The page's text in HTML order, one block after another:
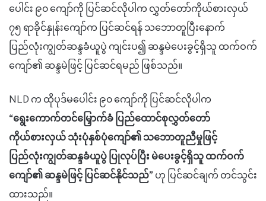
ပေါင်း ၉၀ ကျော်ကို ပြင်ဆင်လိုပါက လွှတ်တော်ကိုယ်စားလှယ်
၇၅ ရာခိုင်နှုန်းကျော်က ပြင်ဆင်ရန် သဘောတူပြီးနောက်
ပြည်လုံးကျွတ်ဆန္ဒခံယူပွဲ ကျင်းပ၍ ဆန္ဒမဲပေးခွင့်ရှိသူ ထက်ဝက်
ကျော်၏ ဆန္ဒမဲဖြင့် ပြင်ဆင်ရမည် ဖြစ်သည်။
NLD က ထိုပုဒ်မပေါင်း ၉၀ ကျော်ကို ပြင်ဆင်လိုပါက
“ရွေးကောက်တင်မြှောက်ခံ ပြည်ထောင်စုလွှတ်တော်
ကိုယ်စားလှယ် သုံးပုံနှစ်ပုံကျော်၏ သဘောတူညီမှုဖြင့်
ပြည်လုံးကျွတ်ဆန္ဒခံယူပွဲ ပြုလုပ်ပြီး မဲပေးခွင့်ရှိသူ ထက်ဝက်
ကျော်၏ ဆန္ဒမဲဖြင့် ပြင်ဆင်နိုင်သည်” ဟု ပြင်ဆင်ချက် တင်သွင်း
ထားသည်။